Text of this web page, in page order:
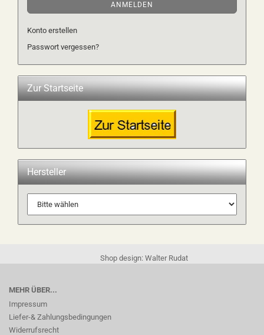
ANMELDEN
Konto erstellen
Passwort vergessen?
Zur Startseite
Hersteller
Shop design: Walter Rudat
MEHR ÜBER...
Impressum
Liefer-& Zahlungsbedingungen
Widerrufsrecht